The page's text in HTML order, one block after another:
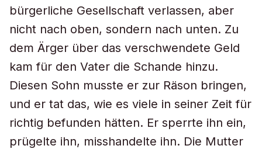
bürgerliche Gesellschaft verlassen, aber
nicht nach oben, sondern nach unten. Zu
dem Ärger über das verschwendete Geld
kam für den Vater die Schande hinzu.
Diesen Sohn musste er zur Räson bringen,
und er tat das, wie es viele in seiner Zeit für
richtig befunden hätten. Er sperrte ihn ein,
prügelte ihn, misshandelte ihn. Die Mutter